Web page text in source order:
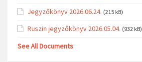
Jegyzőkönyv 2026.06.24. (215 kB)
Ruszin jegyzőkönyv 2026.05.04. (932 kB)
See All Documents